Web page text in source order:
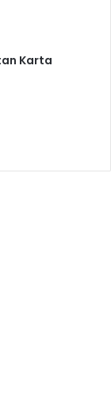
Karta